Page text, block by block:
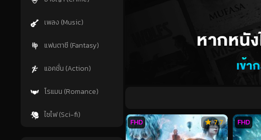
เพลง (Music)
แฟนตาซี (Fantasy)
แอคชั่น (Action)
โรแมน (Romance)
ไซไฟ (Sci-fi)
7.7
FHD FHD